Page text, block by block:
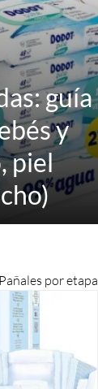
guía
y
piel
Pañales por etapa